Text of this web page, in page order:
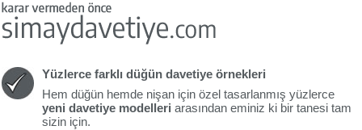
Yüzlerce farklı düğün davetiye örnekleri
Hem düğün hemde nişan için özel tasarlanmış yüzlerce
yeni davetiye modelleri arasından eminiz ki bir tanesi tam
sizin için.